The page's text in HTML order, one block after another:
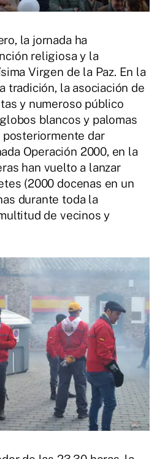
la jornada ha
religiosa y la
Virgen de la Paz. En la
tradición, la asociación de
y numeroso público
blancos y palomas
posteriormente dar
Operación 2000, en la
han vuelto a lanzar
(2000 docenas en un
durante toda la
de vecinos y